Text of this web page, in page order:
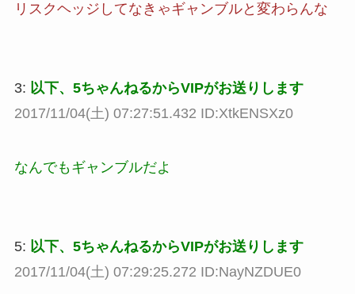
リスクヘッジしてなきゃギャンブルと変わらんな
3: 以下、5ちゃんねるからVIPがお送りします
2017/11/04(土) 07:27:51.432 ID:XtkENSXz0
なんでもギャンブルだよ
5: 以下、5ちゃんねるからVIPがお送りします
2017/11/04(土) 07:29:25.272 ID:NayNZDUE0